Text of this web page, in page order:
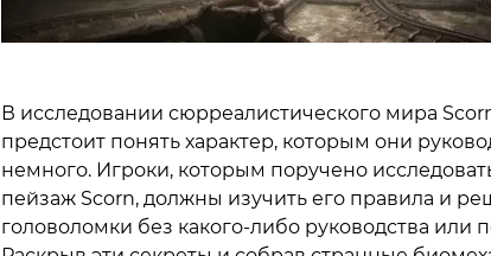
В исследовании сюрреалистического мира
предстоит понять характер, которым они
немного. Игроки, которым поручено
пейзаж Scorn, должны изучить его правила и
головоломки без какого-либо руководства или